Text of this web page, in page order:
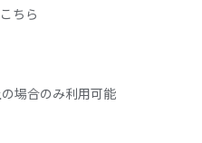
ちら
場合のみ利用可能